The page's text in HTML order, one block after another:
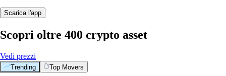
Scarica l'app
Scopri oltre 400 crypto asset
Vedi prezzi
Trending Top Movers